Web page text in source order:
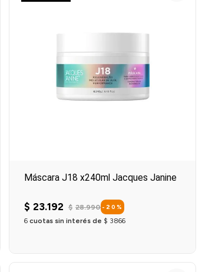
Máscara J18 x240ml Jacques Janine
$ 23.192 $ 28.990 - 20 %
6cuotas sin interés de $ 3866